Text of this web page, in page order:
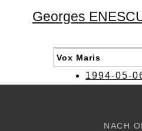
Georges
Vox Maris
1994-05-
NACH